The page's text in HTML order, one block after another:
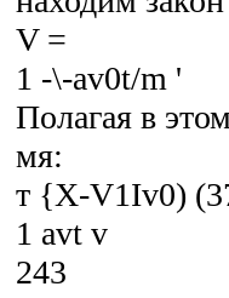
V =
1 -\-av0t/m '
Полагая в
мя:
т {X-V1Iv0)
1 avt v
243